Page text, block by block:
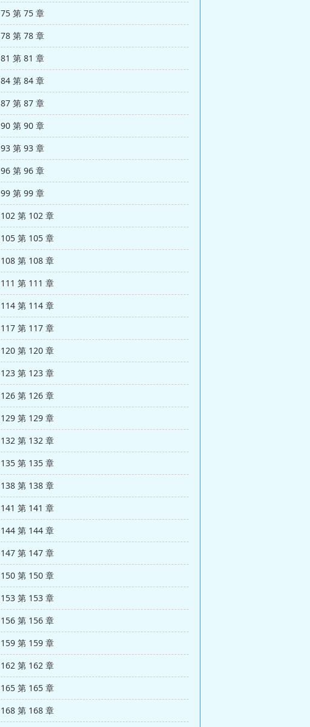
75 第 75 章
78 第 78 章
81 第 81 章
84 第 84 章
87 第 87 章
90 第 90 章
93 第 93 章
96 第 96 章
99 第 99 章
102 第 102 章
105 第 105 章
108 第 108 章
111 第 111 章
114 第 114 章
117 第 117 章
120 第 120 章
123 第 123 章
126 第 126 章
129 第 129 章
132 第 132 章
135 第 135 章
138 第 138 章
141 第 141 章
144 第 144 章
147 第 147 章
150 第 150 章
153 第 153 章
156 第 156 章
159 第 159 章
162 第 162 章
165 第 165 章
168 第 168 章